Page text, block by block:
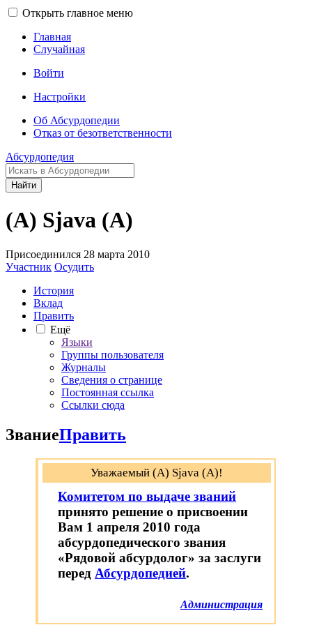
Открыть главное меню
Главная
Случайная
Войти
Настройки
Об Абсурдопедии
Отказ от безответственности
Абсурдопедия
Найти
(A) Sjava (A)
Присоединился 28 марта 2010
Участник Осудить
История
Вклад
Править
Ещё
Языки
Группы пользователя
Журналы
Сведения о странице
Постоянная ссылка
Ссылки сюда
ЗваниеПравить
Уважаемый (A) Sjava (A)!
Комитетом по выдаче званий
принято решение о присвоении
Вам 1 апреля 2010 года
абсурдопедического звания
«Рядовой абсурдолог» за заслуги
перед Абсурдопедией.
Администрация